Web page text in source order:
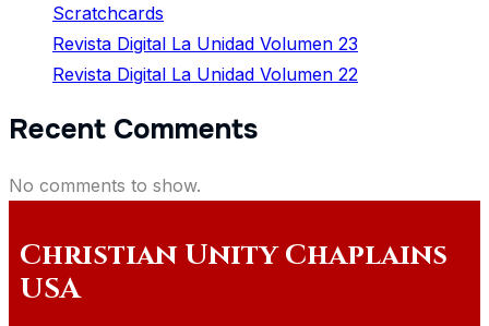
Scratchcards
Revista Digital La Unidad Volumen 23
Revista Digital La Unidad Volumen 22
Recent Comments
No comments to show.
Christian Unity Chaplains
USA